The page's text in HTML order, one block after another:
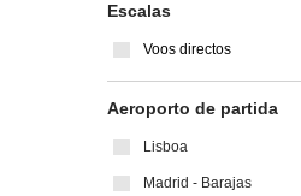
Escalas
Voos directos
Aeroporto de partida
Lisboa
Madrid - Barajas